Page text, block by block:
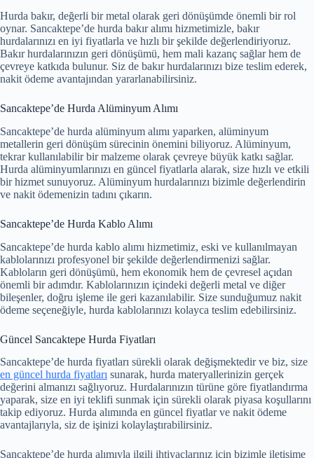
Hurda bakır, değerli bir metal olarak geri dönüşümde önemli bir rol
oynar. Sancaktepe’de hurda bakır alımı hizmetimizle, bakır
hurdalarınızı en iyi fiyatlarla ve hızlı bir şekilde değerlendiriyoruz.
Bakır hurdalarınızın geri dönüşümü, hem mali kazanç sağlar hem de
çevreye katkıda bulunur. Siz de bakır hurdalarınızı bize teslim ederek,
nakit ödeme avantajından yararlanabilirsiniz.
Sancaktepe’de Hurda Alüminyum Alımı
Sancaktepe’de hurda alüminyum alımı yaparken, alüminyum
metallerin geri dönüşüm sürecinin önemini biliyoruz. Alüminyum,
tekrar kullanılabilir bir malzeme olarak çevreye büyük katkı sağlar.
Hurda alüminyumlarınızı en güncel fiyatlarla alarak, size hızlı ve etkili
bir hizmet sunuyoruz. Alüminyum hurdalarınızı bizimle değerlendirin
ve nakit ödemenizin tadını çıkarın.
Sancaktepe’de Hurda Kablo Alımı
Sancaktepe’de hurda kablo alımı hizmetimiz, eski ve kullanılmayan
kablolarınızı profesyonel bir şekilde değerlendirmenizi sağlar.
Kabloların geri dönüşümü, hem ekonomik hem de çevresel açıdan
önemli bir adımdır. Kablolarınızın içindeki değerli metal ve diğer
bileşenler, doğru işleme ile geri kazanılabilir. Size sunduğumuz nakit
ödeme seçeneğiyle, hurda kablolarınızı kolayca teslim edebilirsiniz.
Güncel Sancaktepe Hurda Fiyatları
Sancaktepe’de hurda fiyatları sürekli olarak değişmektedir ve biz, size
en güncel hurda fiyatları sunarak, hurda materyallerinizin gerçek
değerini almanızı sağlıyoruz. Hurdalarınızın türüne göre fiyatlandırma
yaparak, size en iyi teklifi sunmak için sürekli olarak piyasa koşullarını
takip ediyoruz. Hurda alımında en güncel fiyatlar ve nakit ödeme
avantajlarıyla, siz de işinizi kolaylaştırabilirsiniz.
Sancaktepe’de hurda alımıyla ilgili ihtiyaçlarınız için bizimle iletişime